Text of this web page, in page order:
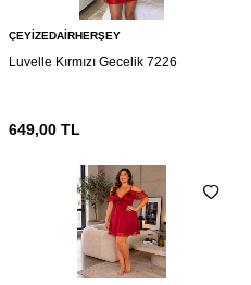
ÇEYIZEDAIRHERŞEY
Luvelle Kırmızı Gecelik 7226
649,00 TL